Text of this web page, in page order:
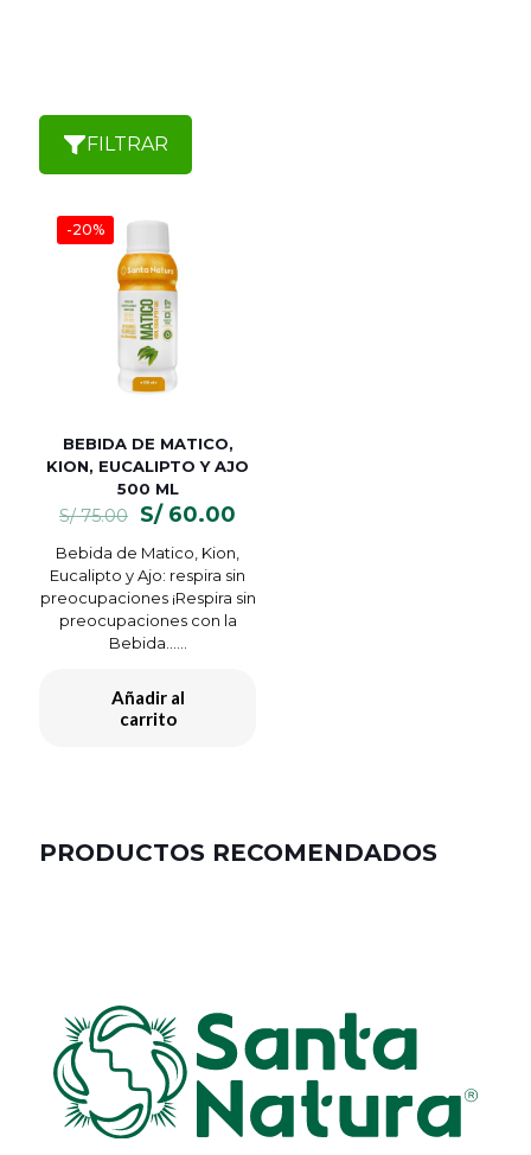
FILTRAR
-20%
BEBIDA DE MATICO,
KION, EUCALIPTO Y AJO
500 ML
S/75.00
El
original
era:
S/ 75.00.
S/60.00
actual
es:
S/ 60.00.
Bebida de Matico, Kion,
Eucalipto y Ajo: respira sin
preocupaciones ¡Respira sin
preocupaciones con la
Bebida…...
Añadir al
carrito
PRODUCTOS RECOMENDADOS